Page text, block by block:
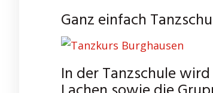
Ganz einfach
In der Tanzschule